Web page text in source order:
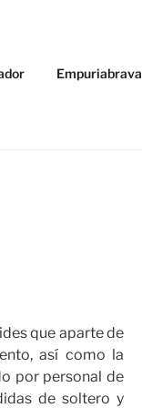
Empuriabrava
que aparte de
así como la
por personal de
de soltero y